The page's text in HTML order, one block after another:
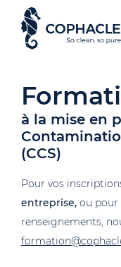
à la mise en
(CCS)
Pour vos
entreprise, ou pour
renseignements,